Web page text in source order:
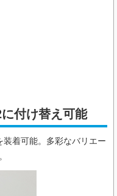
付け替え可能
着可能。多彩なバリエー